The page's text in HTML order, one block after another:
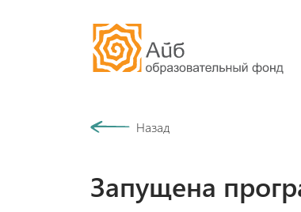
Наша история
Сообщество
Назад
Запущена